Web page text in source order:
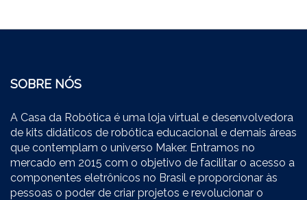
SOBRE NÓS
A Casa da Robótica é uma loja virtual e desenvolvedora
de kits didáticos de robótica educacional e demais áreas
que contemplam o universo Maker. Entramos no
mercado em 2015 com o objetivo de facilitar o acesso a
componentes eletrônicos no Brasil e proporcionar às
pessoas o poder de criar projetos e revolucionar o